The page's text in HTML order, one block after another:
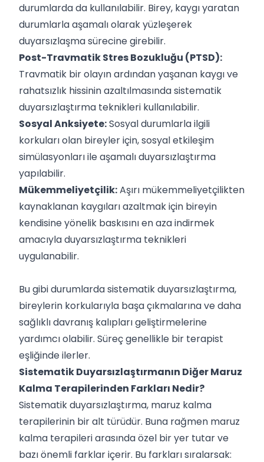
durumlarda da kullanılabilir. Birey, kaygı yaratan
durumlarla aşamalı olarak yüzleşerek
duyarsızlaşma sürecine girebilir.
Post-Travmatik Stres Bozukluğu (PTSD):
Travmatik bir olayın ardından yaşanan kaygı ve
rahatsızlık hissinin azaltılmasında sistematik
duyarsızlaştırma teknikleri kullanılabilir.
Sosyal Anksiyete:Sosyal durumlarla ilgili
korkuları olan bireyler için, sosyal etkileşim
simülasyonları ile aşamalı duyarsızlaştırma
yapılabilir.
Mükemmeliyetçilik:Aşırı mükemmeliyetçilikten
kaynaklanan kaygıları azaltmak için bireyin
kendisine yönelik baskısını en aza indirmek
amacıyla duyarsızlaştırma teknikleri
uygulanabilir.
Bu gibi durumlarda sistematik duyarsızlaştırma,
bireylerin korkularıyla başa çıkmalarına ve daha
sağlıklı davranış kalıpları geliştirmelerine
yardımcı olabilir. Süreç genellikle bir terapist
eşliğinde ilerler.
Sistematik Duyarsızlaştırmanın Diğer Maruz
Kalma Terapilerinden Farkları Nedir?
Sistematik duyarsızlaştırma, maruz kalma
terapilerinin bir alt türüdür. Buna rağmen maruz
kalma terapileri arasında özel bir yer tutar ve
bazı önemli farklar içerir. Bu farkları sıralarsak: